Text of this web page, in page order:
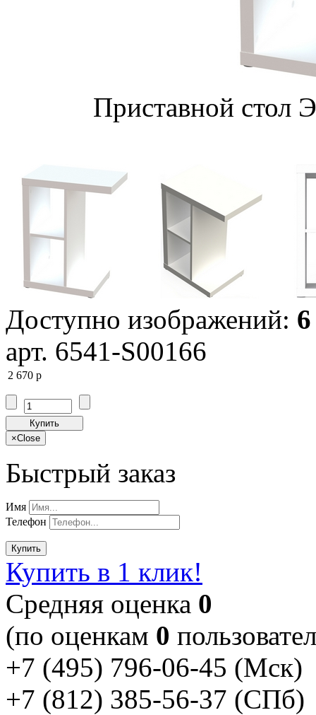
Приставной стол
Доступно изображений: 6
арт. 6541-S00166
2 670 p
Купить
×Close
Быстрый заказ
Имя
Телефон
Купить
Купить в 1 клик!
Cредняя оценка 0
(по оценкам 0
+7 (495) 796-06-45 (Мск)
+7 (812) 385-56-37 (СПб)